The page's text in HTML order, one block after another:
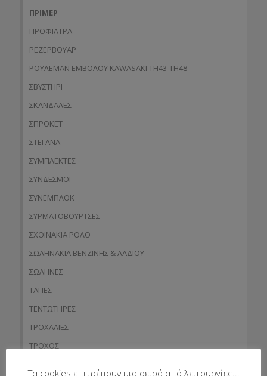
ΠΡΙΜΕΡ
ΠΡΟΦΙΛΤΡΑ
ΡΕΖΕΡΒΟΥΑΡ
ΡΟΥΛΕΜΑΝ ΕΜΒΟΛΟΥ KAWASAKI TH43-TH48
ΣΒΥΣΤΗΡΙ
ΣΚΑΝΔΑΛΕΣ
ΣΠΡΟΚΕΤ
ΣΤΕΓΑΝΑ
ΣΥΜΠΛΕΚΤΕΣ
ΣΥΝΔΕΣΜΟΙ
ΣΥΝΕΜΠΛΟΚ
ΣΥΡΜΑΤΟΒΟΥΡΤΣΕΣ
ΣΧΟΙΝΑΚΙΑ ΡΟΛΟ
ΣΩΛΗΝΑΚΙΑ ΒΕΝΖΙΝΗΣ & ΛΑΔΙΟΥ
ΣΩΛΗΝΕΣ
ΤΑΠΕΣ
ΤΕΝΤΩΤΗΡΕΣ
ΤΡΟΧΑΛΙΕΣ
ΤΡΟΧΟΣ
Τα cookies επιτρέπουν μια σειρά από λειτουργίες...